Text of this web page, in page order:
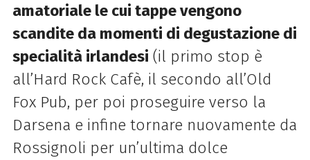
amatoriale le cui tappe vengono
scandite da momenti di degustazione di
specialità irlandesi (il primo stop è
all’Hard Rock Cafè, il secondo all’Old
Fox Pub, per poi proseguire verso la
Darsena e infine tornare nuovamente da
Rossignoli per un’ultima dolce